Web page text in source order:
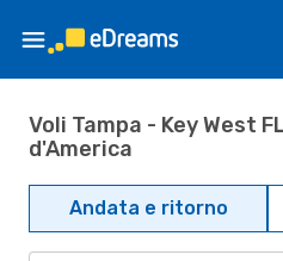
Voli Tampa - Key West
d'America
Andata e ritorno